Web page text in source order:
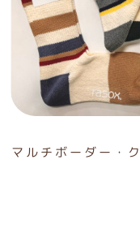
マルチボーダー